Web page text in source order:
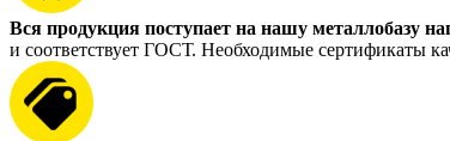
Вся продукция поступает на нашу металлобазу
и соответствует ГОСТ. Необходимые сертификаты